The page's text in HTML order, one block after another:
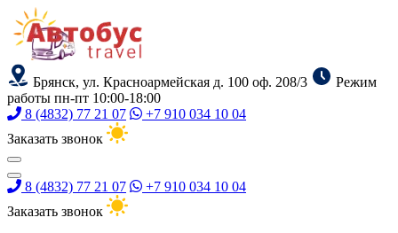
Брянск, ул. Красноармейская д. 100 оф. 208/3
Режим
работы пн-пт 10:00-18:00
8 (4832) 77 21 07
+7 910 034 10 04
Заказать звонок
8 (4832) 77 21 07
+7 910 034 10 04
Заказать звонок